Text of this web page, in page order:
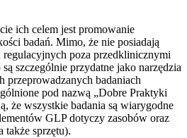
ich celem jest promowanie
badań. Mimo, że nie posiadają
regulacyjnych poza przedklinicznymi
szczególnie przydatne jako narzędzia
przeprowadzanych badaniach
pod nazwą „Dobre Praktyki
że wszystkie badania są wiarygodne
GLP dotyczy zasobów oraz
sprzętu).